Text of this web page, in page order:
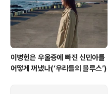
대표지만 경영 전반에 대한 것에 현실적
을 가능성이 거의 없다. 후배 개그맨들과
이병헌은 우울증에 빠진 신민아를
어떻게 꺼냈나(‘우리들의 블루스’)